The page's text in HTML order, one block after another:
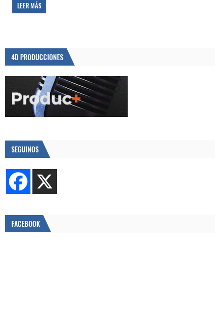
LEER MÁS
4D PRODUCCIONES
SEGUINOS
FACEBOOK